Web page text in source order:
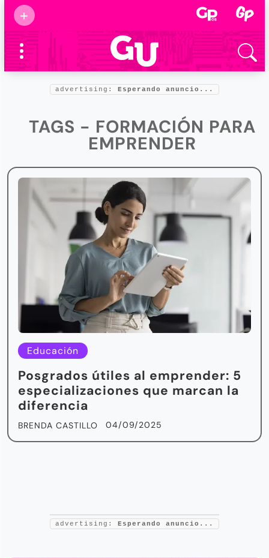
+
Supermamás
2025
Marcas de
confianza
Foro salud
advertising: Esperando anuncio...
TAGS - FORMACIÓN PARA
EMPRENDER
Educación
Posgrados útiles al emprender: 5
especializaciones que marcan la
diferencia
BRENDA CASTILLO 04/09/2025
advertising: Esperando anuncio...